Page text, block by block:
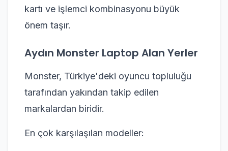
kartı ve işlemci kombinasyonu büyük
önem taşır.
Aydın Monster Laptop Alan Yerler
Monster, Türkiye'deki oyuncu topluluğu
tarafından yakından takip edilen
markalardan biridir.
En çok karşılaşılan modeller: